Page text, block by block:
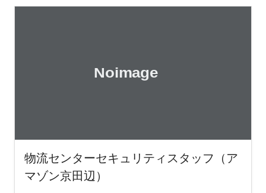
物流センターセキュリティスタッフ（ア
マゾン京田辺）